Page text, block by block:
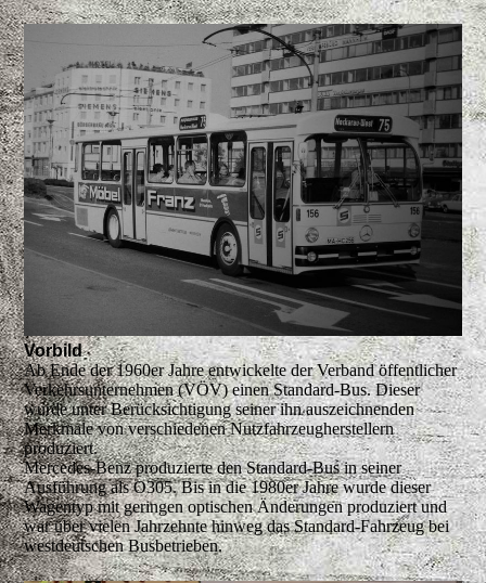
Vorbild
Ab Ende der 1960er Jahre entwickelte der Verband öffentlicher
Verkehrsunternehmen (VÖV) einen Standard-Bus. Dieser
wurde unter Berücksichtigung seiner ihn auszeichnenden
Merkmale von verschiedenen Nutzfahrzeugherstellern
produziert.
Mercedes-Benz produzierte den Standard-Bus in seiner
Ausführung als O305. Bis in die 1980er Jahre wurde dieser
Wagentyp mit geringen optischen Änderungen produziert und
war über vielen Jahrzehnte hinweg das Standard-Fahrzeug bei
westdeutschen Busbetrieben.